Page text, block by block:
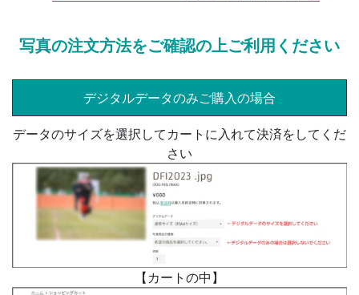
写真の注文方法をご確認の上ご利用ください
デジタルデータのみご購入の場合
データのサイズを選択してカートに入れて決済をしてくだ
さい
【カートの中】